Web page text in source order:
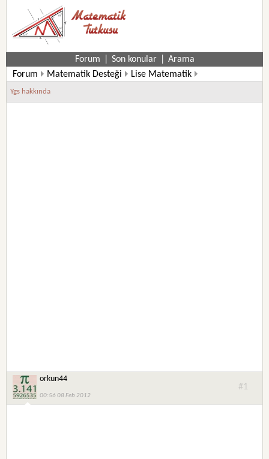
Forum Son konular
Arama
Forum
Matematik Desteği Lise Matematik
Ygs hakkında
orkun44
00:56 08 Feb 2012
#1